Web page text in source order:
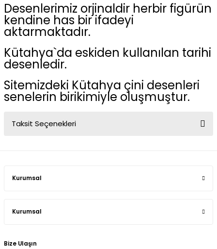
Desenlerimiz orjinaldir herbir figürün
kendine has bir ifadeyi
aktarmaktadır.
Kütahya`da eskiden kullanılan tarihi
desenledir.
Sitemizdeki Kütahya çini desenleri
senelerin birikimiyle oluşmuştur.
Taksit Seçenekleri
Kurumsal
Kurumsal
Bize Ulaşın